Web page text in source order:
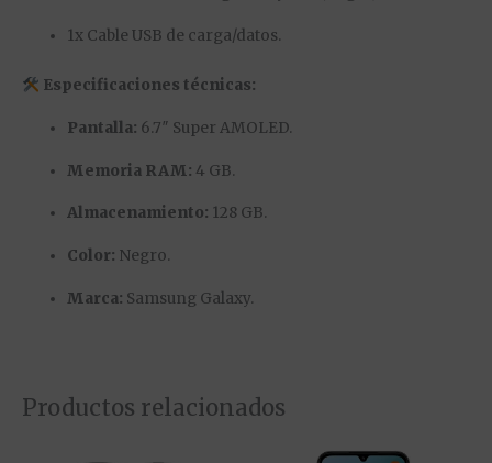
1x Cable USB de carga/datos.
Especificaciones técnicas:
Pantalla: 6.7″ Super AMOLED.
Memoria RAM: 4 GB.
Almacenamiento: 128 GB.
Color: Negro.
Marca: Samsung Galaxy.
Productos relacionados